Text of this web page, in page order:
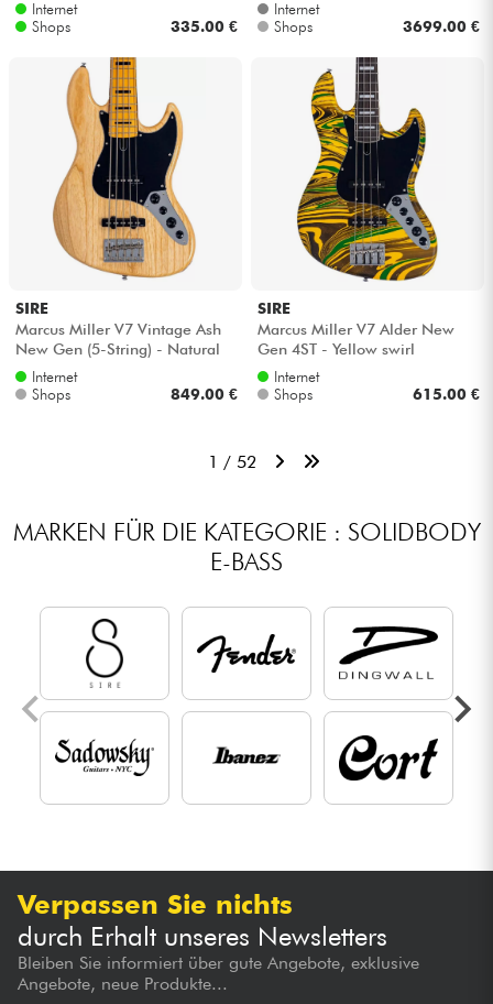
Internet
Shops
335.00 €
Internet
Shops
3699.00 €
SIRE
Marcus Miller V7 Vintage Ash
New Gen (5-String) - Natural
Internet
Shops
849.00 €
SIRE
Marcus Miller V7 Alder New
Gen 4ST - Yellow swirl
Internet
Shops
615.00 €
1 / 52
MARKEN FÜR DIE KATEGORIE : SOLIDBODY
E-BASS
Verpassen Sie nichts
durch Erhalt unseres Newsletters
Bleiben Sie informiert über gute Angebote, exklusive
Angebote, neue Produkte...